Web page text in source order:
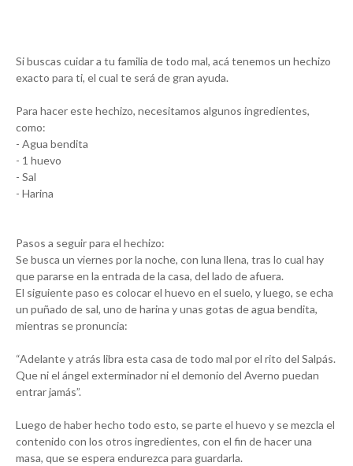
Si buscas cuidar a tu familia de todo mal, acá tenemos un hechizo
exacto para ti, el cual te será de gran ayuda.
Para hacer este hechizo, necesitamos algunos ingredientes,
como:
- Agua bendita
- 1 huevo
- Sal
- Harina
Pasos a seguir para el hechizo:
Se busca un viernes por la noche, con luna llena, tras lo cual hay
que pararse en la entrada de la casa, del lado de afuera.
El siguiente paso es colocar el huevo en el suelo, y luego, se echa
un puñado de sal, uno de harina y unas gotas de agua bendita,
mientras se pronuncia:
“Adelante y atrás libra esta casa de todo mal por el rito del Salpás.
Que ni el ángel exterminador ni el demonio del Averno puedan
entrar jamás”.
Luego de haber hecho todo esto, se parte el huevo y se mezcla el
contenido con los otros ingredientes, con el fin de hacer una
masa, que se espera endurezca para guardarla.